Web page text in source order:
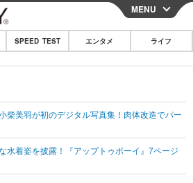
CLOSE
その他
MENU
SPEED TEST エンタメ ライフ
柴美羽が初のデジタル写真集！肉体改造でパー
水着姿を披露！『アップトゥボーイ』7ページ